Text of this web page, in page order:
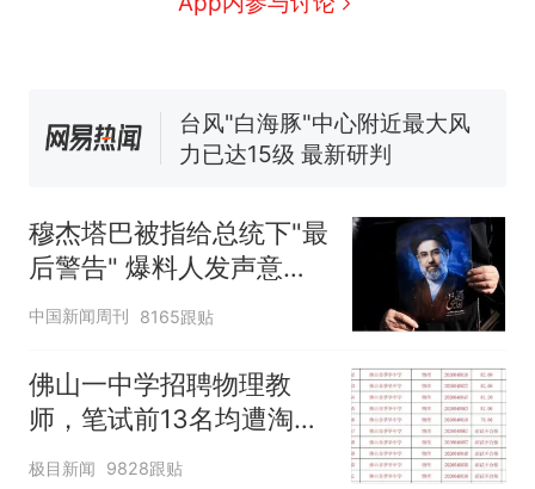
号，仅凭视频评出？中国烹饪
了……
台风"白海豚"中心附近最大风
力已达15级 最新研判
试前13名均遭淘汰？教育局：
已叫停招聘，成立调查组全面
核查
笔试第一被第二名传话劝弃考
官方通报
热 那个在床头放菜刀的女孩，
人生
穆杰塔巴被指给总统下"最
后警告" 爆料人发声意味
深长
中国新闻周刊 8165跟贴
佛山一中学招聘物理教
师，笔试前13名均遭淘
汰？教育局：已叫停招
极目新闻 9828跟贴